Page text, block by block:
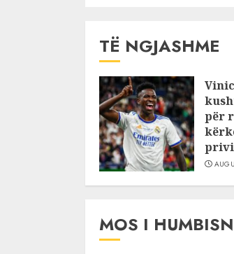
TË NGJASHME
për
MOS I